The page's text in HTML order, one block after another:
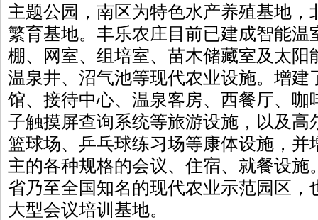
主题公园，南区为特色水产养殖基地，
繁育基地。丰乐农庄目前已建成智能温
棚、网室、组培室、苗木储藏室及太阳
温泉井、沼气池等现代农业设施。增建
馆、接待中心、温泉客房、西餐厅、咖
子触摸屏查询系统等旅游设施，以及高
篮球场、乒乓球练习场等康体设施，并
主的各种规格的会议、住宿、就餐设施
省乃至全国知名的现代农业示范园区，
大型会议培训基地。